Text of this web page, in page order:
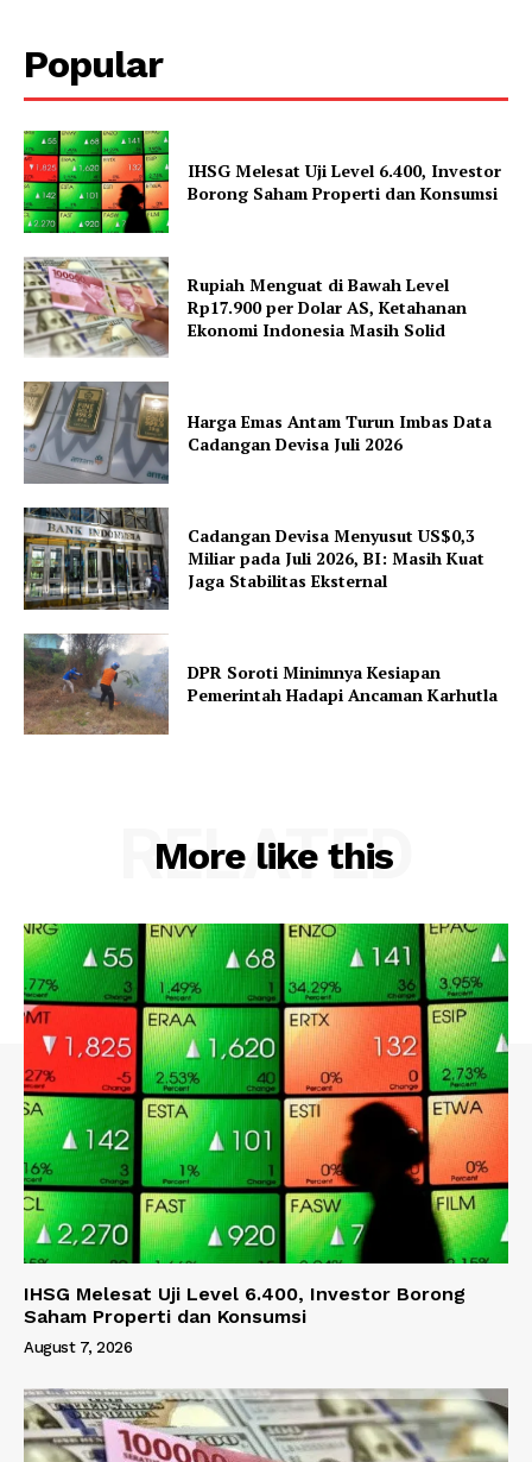
Popular
IHSG Melesat Uji Level 6.400, Investor
Borong Saham Properti dan Konsumsi
Rupiah Menguat di Bawah Level
Rp17.900 per Dolar AS, Ketahanan
Ekonomi Indonesia Masih Solid
Harga Emas Antam Turun Imbas Data
Cadangan Devisa Juli 2026
Cadangan Devisa Menyusut US$0,3
Miliar pada Juli 2026, BI: Masih Kuat
Jaga Stabilitas Eksternal
DPR Soroti Minimnya Kesiapan
Pemerintah Hadapi Ancaman Karhutla
More like this
RELATED
IHSG Melesat Uji Level 6.400, Investor Borong
Saham Properti dan Konsumsi
August 7, 2026